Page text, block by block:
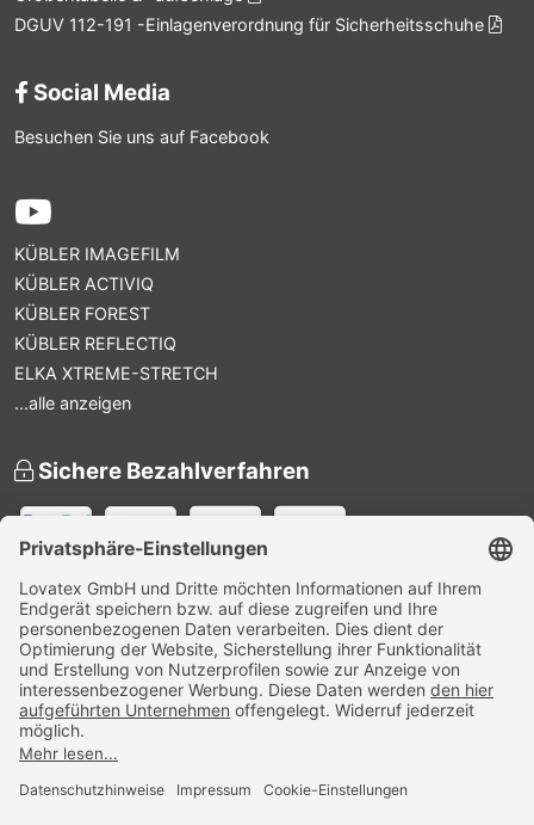
DGUV 112-191 -Einlagenverordnung für Sicherheitsschuhe
Social Media
Besuchen Sie uns auf Facebook
KÜBLER IMAGEFILM
KÜBLER ACTIVIQ
KÜBLER FOREST
KÜBLER REFLECTIQ
ELKA XTREME-STRETCH
...alle anzeigen
Sichere Bezahlverfahren
Versandpartner
Zertifiziert